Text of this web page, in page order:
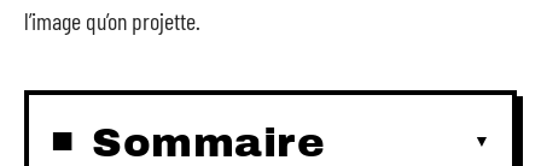
l’image qu’on projette.
Sommaire